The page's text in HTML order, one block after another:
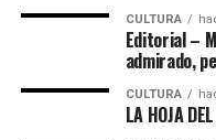
CULTURA
Editorial –
admirado,
CULTURA
LA HOJA